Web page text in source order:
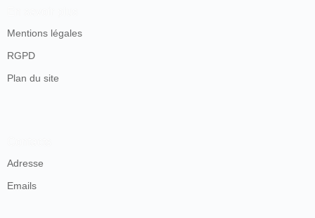
Mentions légales
RGPD
Plan du site
Adresse
Emails